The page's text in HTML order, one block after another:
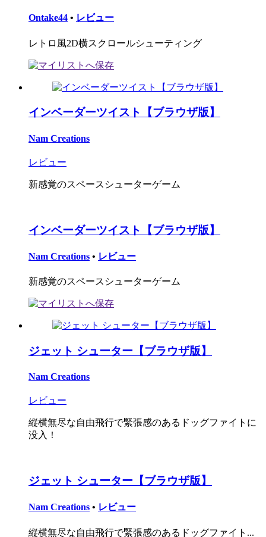
Ontake44 • レビュー
レトロ風2D横スクロールシューティング
インベーダーツイスト【ブラウザ版】
Nam Creations
レビュー
新感覚のスペースシューターゲーム
インベーダーツイスト【ブラウザ版】
Nam Creations • レビュー
新感覚のスペースシューターゲーム
ジェット シューター【ブラウザ版】
Nam Creations
レビュー
縦横無尽な自由飛行で緊張感のあるドッグファイトに
没入！
ジェット シューター【ブラウザ版】
Nam Creations • レビュー
縦横無尽な自由飛行で緊張感のあるドッグファイト...